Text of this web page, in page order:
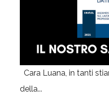
Cara Luana, in tanti
della...